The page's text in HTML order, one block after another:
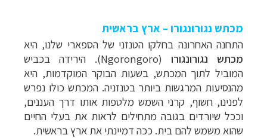
מכתש נגורונגורו – ארץ בראשית
התחנה האחרונה בחלקו הטנזני של הספארי שלנו, היא
מכתש נגורונגורו (
Ngorongoro). הירידה בכביש
המוביל לתוך המכתש, בשעות הבוקר המוקדמות, היא
מהנסיעות המרגשות ביותר בטנזניה. המכתש כולו נפרש
לפנינו, חשוף, קרני השמש מלטפות אותו דרך העננים,
וככל שיורדים בגובה מתחילים לראות את בעלי החיים
שהוא משמש להם בית. ככה דמיינתי את ארץ בראשית.